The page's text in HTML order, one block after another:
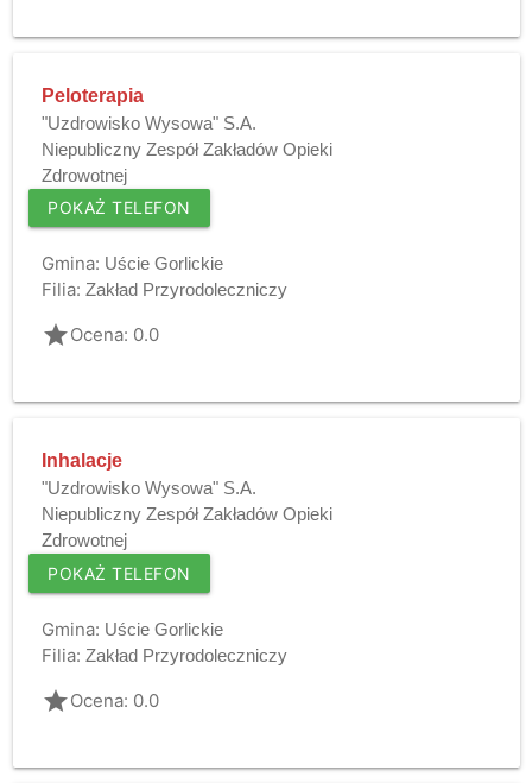
Peloterapia
"Uzdrowisko Wysowa" S.A.
Niepubliczny Zespół Zakładów Opieki
Zdrowotnej
POKAŻ TELEFON
Gmina: Uście Gorlickie
Filia: Zakład Przyrodoleczniczy
gradeOcena: 0.0
Inhalacje
"Uzdrowisko Wysowa" S.A.
Niepubliczny Zespół Zakładów Opieki
Zdrowotnej
POKAŻ TELEFON
Gmina: Uście Gorlickie
Filia: Zakład Przyrodoleczniczy
gradeOcena: 0.0